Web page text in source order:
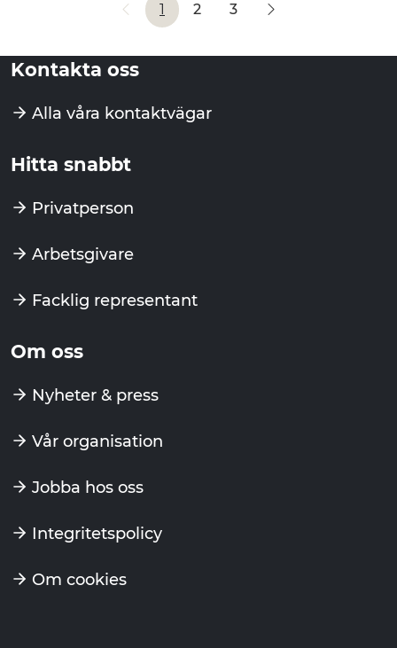
Föregående
1 2 3
Nästa
Kontakta oss
Alla våra kontaktvägar
Hitta snabbt
Privatperson
Arbetsgivare
Facklig representant
Om oss
Nyheter & press
Vår organisation
Jobba hos oss
Integritetspolicy
Om cookies